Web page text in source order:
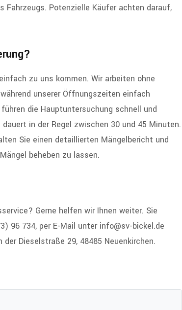
Fahrzeugs. Potenzielle Käufer achten darauf,
zu uns kommen. Wir arbeiten ohne
unserer Öffnungszeiten einfach
die Hauptuntersuchung schnell und
in der Regel zwischen 30 und 45 Minuten.
Sie einen detaillierten Mängelbericht und
beheben zu lassen.
Gerne helfen wir Ihnen weiter. Sie
96 734, per E-Mail unter info@sv-bickel.de
Dieselstraße 29, 48485 Neuenkirchen.